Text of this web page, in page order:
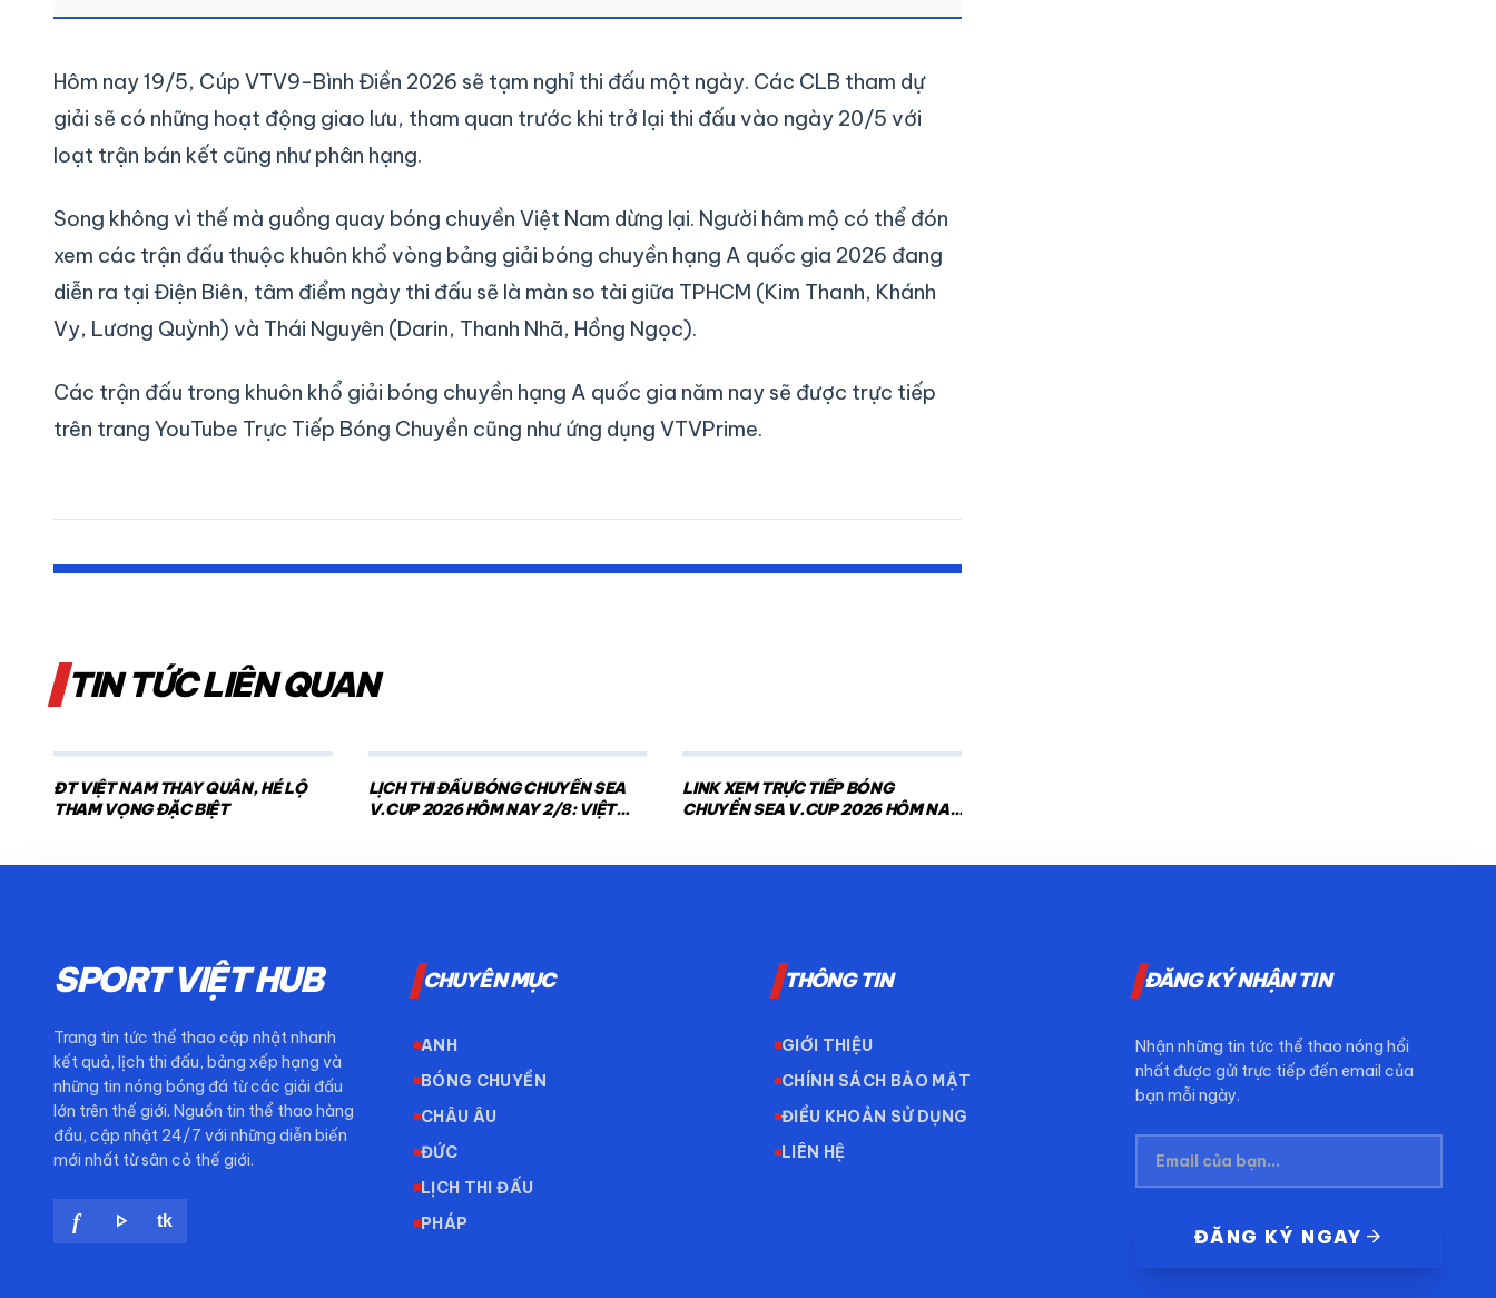
Hôm nay 19/5, Cúp VTV9-Bình Điền 2026 sẽ tạm nghỉ thi đấu một ngày. Các CLB tham dự
giải sẽ có những hoạt động giao lưu, tham quan trước khi trở lại thi đấu vào ngày 20/5 với
loạt trận bán kết cũng như phân hạng.
Song không vì thế mà guồng quay bóng chuyền Việt Nam dừng lại. Người hâm mộ có thể đón
xem các trận đấu thuộc khuôn khổ vòng bảng giải bóng chuyền hạng A quốc gia 2026 đang
diễn ra tại Điện Biên, tâm điểm ngày thi đấu sẽ là màn so tài giữa TPHCM (Kim Thanh, Khánh
Vy, Lương Quỳnh) và Thái Nguyên (Darin, Thanh Nhã, Hồng Ngọc).
Các trận đấu trong khuôn khổ giải bóng chuyền hạng A quốc gia năm nay sẽ được trực tiếp
trên trang YouTube Trực Tiếp Bóng Chuyền cũng như ứng dụng VTVPrime.
TIN TỨC LIÊN QUAN
ĐT VIỆT NAM THAY QUÂN, HÉ LỘ
THAM VỌNG ĐẶC BIỆT
LỊCH THI ĐẤU BÓNG CHUYỀN SEA
V.CUP 2026 HÔM NAY 2/8: VIỆT
LINK XEM TRỰC TIẾP BÓNG
CHUYỀN SEA V.CUP 2026 HÔM NAY
SPORT VIỆT HUB
Trang tin tức thể thao cập nhật nhanh
kết quả, lịch thi đấu, bảng xếp hạng và
những tin nóng bóng đá từ các giải đấu
lớn trên thế giới. Nguồn tin thể thao hàng
đầu, cập nhật 24/7 với những diễn biến
mới nhất từ sân cỏ thế giới.
f play_arrow tk
CHUYÊN MỤC
ANH
BÓNG CHUYỀN
CHÂU ÂU
ĐỨC
LỊCH THI ĐẤU
PHÁP
THÔNG TIN
GIỚI THIỆU
CHÍNH SÁCH BẢO MẬT
ĐIỀU KHOẢN SỬ DỤNG
LIÊN HỆ
ĐĂNG KÝ NHẬN TIN
Nhận những tin tức thể thao nóng hổi
nhất được gửi trực tiếp đến email của
bạn mỗi ngày.
ĐĂNG KÝ NGAY arrow_forward